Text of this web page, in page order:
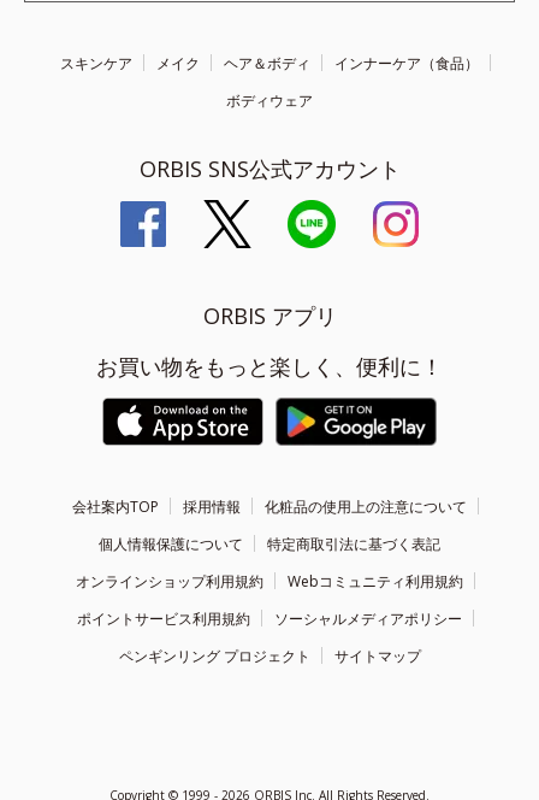
スキンケア メイク ヘア＆ボディ
インナーケア（食品）
ボディウェア
ORBIS SNS公式アカウント
ORBIS アプリ
お買い物をもっと楽しく、便利に！
会社案内TOP 採用情報
化粧品の使用上の注意について
個人情報保護について
特定商取引法に基づく表記
オンラインショップ利用規約
Webコミュニティ利用規約
ポイントサービス利用規約
ソーシャルメディアポリシー
ペンギンリング プロジェクト
サイトマップ
Copyright © 1999 - 2026 ORBIS Inc. All Rights Reserved.